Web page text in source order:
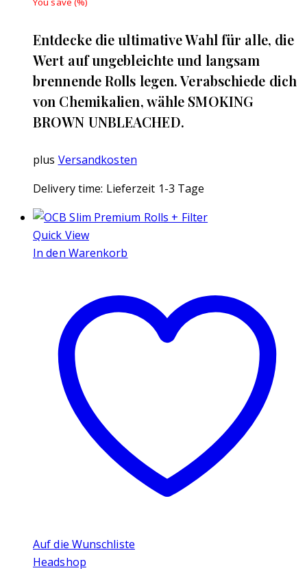
Entdecke die ultimative Wahl für alle, die
Wert auf ungebleichte und langsam
brennende Rolls legen. Verabschiede dich
von Chemikalien, wähle SMOKING
BROWN UNBLEACHED.
plus Versandkosten
Delivery time: Lieferzeit 1-3 Tage
Quick View
In den Warenkorb
Auf die Wunschliste
Headshop